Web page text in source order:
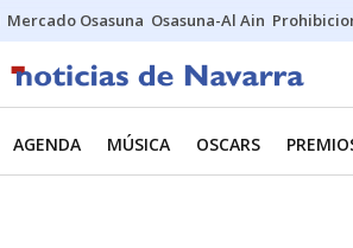
Mercado Osasuna Osasuna-Al Ain
AGENDA MÚSICA OSCARS